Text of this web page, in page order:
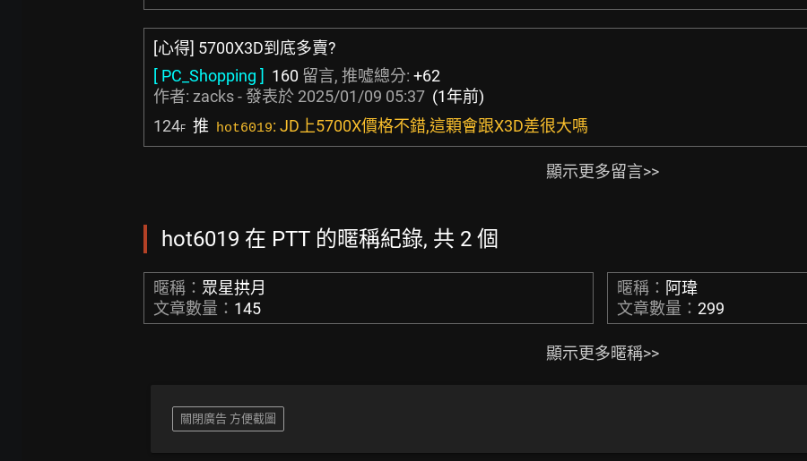
[心得] 5700X3D到底多賣?
[ PC_Shopping ] 160 留言, 推噓總分: +62
作者: zacks- 發表於 2025/01/09 05:37 (1年前)
124F 推 hot6019: JD上5700X價格不錯,這顆會跟X3D差很大嗎
顯示更多留言>>
hot6019 在 PTT 的暱稱紀錄, 共 2 個
暱稱： 眾星拱月
文章數量： 145
暱稱： 阿瑋
文章數量： 299
顯示更多暱稱>>
關閉廣告 方便截圖